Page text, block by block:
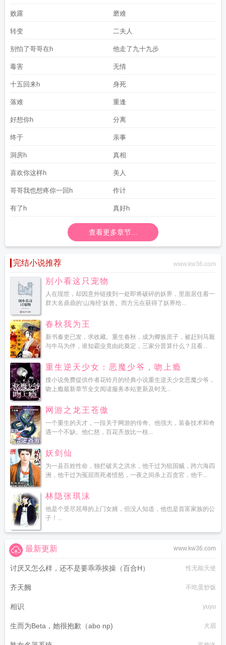
败露 磨难
转变 二夫人
别怕了哥哥在h 他走了九十九步
毒害 无情
十五回来h 身死
落难 重逢
好想你h 分离
终于 亲事
洞房h 真相
喜欢你这样h 美人
哥哥我也想疼你一回h 作计
有了h 真好h
查看更多章节...
完结小说推荐 www.kw36.com
别小看这只宠物
人在现世，却因意外链接到一处即将破碎的妖界，里面居住着一
群大名鼎鼎的‘山海经’妖兽。而方元在获得了妖界给...
春秋我为王
新书秦吏已发，求收藏。重生春秋，成为卿族庶子，被赶到马厩
与牛马为伴，谁知霸业竟由此奠定，三家分晋算什么？且看...
重生逆天少女：恶魔少爷，吻上瘾
搜小说免费提供作者花铃月的经典小说重生逆天少女恶魔少爷，
吻上瘾最新章节全文阅读服务本站更新及时无...
网游之龙王苍傲
一个重生的天才，一段关于网游的传奇。他强大，装备技术和奇
遇一个不缺。他仁慈，百花齐放比一枝...
妖剑仙
为一县百姓性命，独拦破关之洪水，他干过为狙国贼，跨六海四
洲，他干过为冤屈而死者愤怒，一夜之间杀上百贪官，他干...
林隐张琪沫
他是个受尽屈辱的上门女婿，但没人知道，他也是首富家族的公
子！...
www.kw36.com
最新更新
讨厌又怎么样，还不是要乖乖挨操（百合H） 性无能天使
齐天阙 不吃蛋炒饭
相识 yuyu
生而为Beta，她很抱歉（abo np) 犬眉